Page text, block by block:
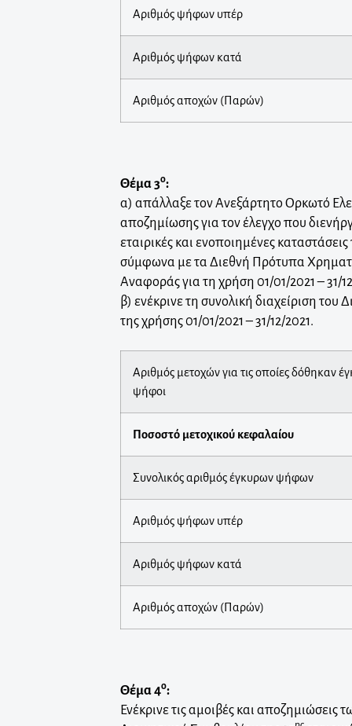
Αριθμός ψήφων υπέρ
Αριθμός ψήφων κατά
Αριθμός αποχών (Παρών)
Θέμα 3ο:
α) απάλλαξε τον Ανεξάρτητο Ορκωτό
αποζημίωσης για τον έλεγχο που
εταιρικές και ενοποιημένες
σύμφωνα με τα Διεθνή Πρότυπα
Αναφοράς για τη χρήση 01/01/2021 – 31/
β) ενέκρινε τη συνολική διαχείριση του
της χρήσης 01/01/2021 – 31/12/2021.
Αριθμός μετοχών για τις οποίες δόθηκαν
ψήφοι
Ποσοστό μετοχικού κεφαλαίου
Συνολικός αριθμός έγκυρων ψήφων
Αριθμός ψήφων υπέρ
Αριθμός ψήφων κατά
Αριθμός αποχών (Παρών)
Θέμα 4ο:
Ενέκρινε τις αμοιβές και αποζημιώσεις